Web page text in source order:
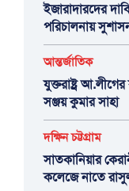
ইজারাদারদের
পরিচালনায়
আন্তর্জাতিক
যুক্তরাষ্ট্র
সঞ্জয় কুমার সাহা
দক্ষিন চট্টগ্রাম
সাতকানিয়ার
কলেজে নাতে